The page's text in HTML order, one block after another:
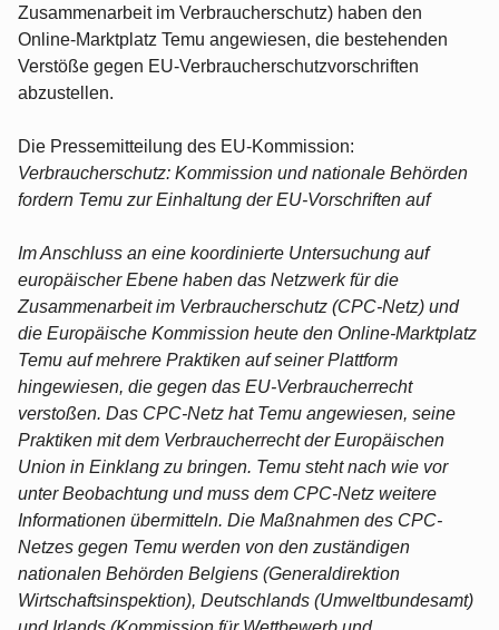
Zusammenarbeit im Verbraucherschutz) haben den
Online-Marktplatz Temu angewiesen, die bestehenden
Verstöße gegen EU-Verbraucherschutzvorschriften
abzustellen.
Die Pressemitteilung des EU-Kommission:
Verbraucherschutz: Kommission und nationale Behörden
fordern Temu zur Einhaltung der EU-Vorschriften auf
Im Anschluss an eine koordinierte Untersuchung auf
europäischer Ebene haben das Netzwerk für die
Zusammenarbeit im Verbraucherschutz (CPC-Netz) und
die Europäische Kommission heute den Online-Marktplatz
Temu auf mehrere Praktiken auf seiner Plattform
hingewiesen, die gegen das EU-Verbraucherrecht
verstoßen. Das CPC-Netz hat Temu angewiesen, seine
Praktiken mit dem Verbraucherrecht der Europäischen
Union in Einklang zu bringen. Temu steht nach wie vor
unter Beobachtung und muss dem CPC-Netz weitere
Informationen übermitteln. Die Maßnahmen des CPC-
Netzes gegen Temu werden von den zuständigen
nationalen Behörden Belgiens (Generaldirektion
Wirtschaftsinspektion), Deutschlands (Umweltbundesamt)